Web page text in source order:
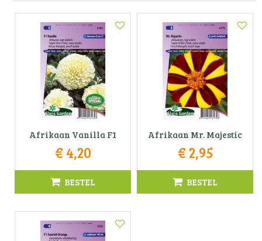
Afrikaan Vanilla F1
€ 4,20
BESTEL
Afrikaan Mr. Majestic
€ 2,95
BESTEL